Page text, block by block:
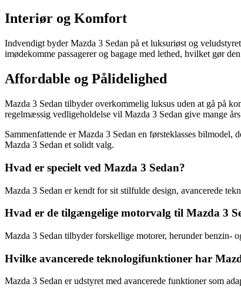
Interiør og Komfort
Indvendigt byder Mazda 3 Sedan på et luksuriøst og
imødekomme passagerer og bagage med lethed, hvilket gør
Affordable og Pålidelighed
Mazda 3 Sedan tilbyder overkommelig luksus uden at gå på
regelmæssig vedligeholdelse vil Mazda 3 Sedan give mange
Sammenfattende er Mazda 3 Sedan en førsteklasses
Mazda 3 Sedan et solidt valg.
Hvad er specielt ved Mazda 3 Sedan?
Mazda 3 Sedan er kendt for sit stilfulde design, avancerede
Hvad er de tilgængelige motorvalg til Mazda 3
Mazda 3 Sedan tilbyder forskellige motorer, herunder benzin-
Hvilke avancerede teknologifunktioner har
Mazda 3 Sedan er udstyret med avancerede funktioner som